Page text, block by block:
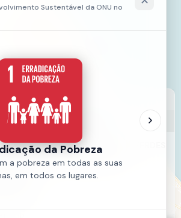
- Trecho 3
EM TORNO DAS ÁREAS VERDES
PARA VIABILIDADE DO